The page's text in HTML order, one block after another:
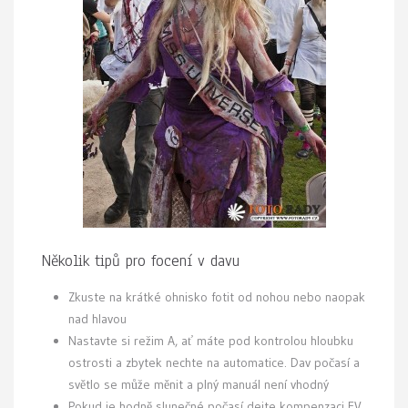
Několik tipů pro focení v davu
Zkuste na krátké ohnisko fotit od nohou nebo naopak
nad hlavou
Nastavte si režim A, ať máte pod kontrolou hloubku
ostrosti a zbytek nechte na automatice. Dav počasí a
světlo se může měnit a plný manuál není vhodný